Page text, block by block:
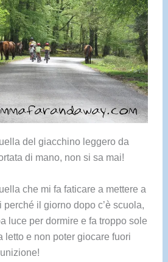
del giacchino leggero da
di mano, non si sa mai!
che mi fa faticare a mettere a
il giorno dopo c’è scuola,
luce per dormire e fa troppo sole
letto e non poter giocare fuori